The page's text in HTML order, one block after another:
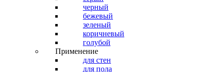
черный
бежевый
зеленый
коричневый
голубой
Применение
для стен
для пола